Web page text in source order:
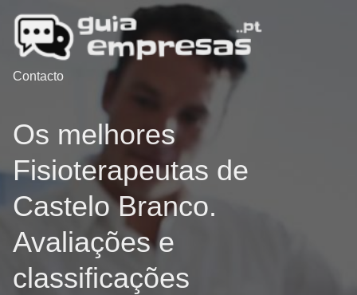
Contacto
Os melhores
Fisioterapeutas de
Castelo Branco.
Avaliações e
classificações